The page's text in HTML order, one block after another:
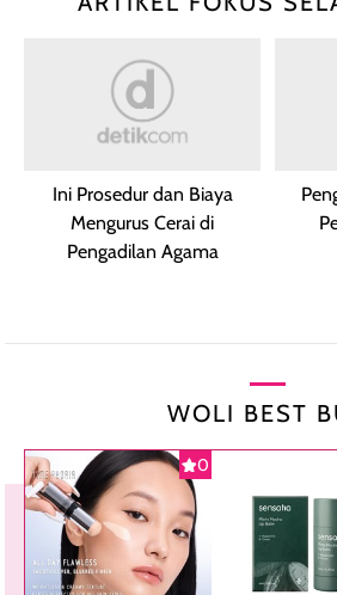
Ini Prosedur dan Biaya
Mengurus Cerai di
Pengadilan Agama
WOLI BEST
0